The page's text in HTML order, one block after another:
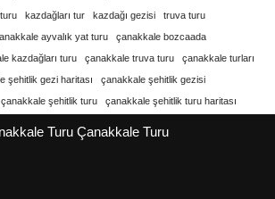
kazdağları tur kazdağı gezisi
truva turu
ayvalık yat turu
çanakkale bozcaada
kazdağları turu çanakkale truva turu
çanakkale turları
şehitlik gezi haritası
çanakkale şehitlik gezisi
çanakkale şehitlik turu çanakkale şehitlik turu haritası
Turu Çanakkale Turu